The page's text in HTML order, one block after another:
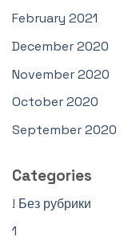
February 2021
December 2020
November 2020
October 2020
September 2020
Categories
! Без рубрики
1